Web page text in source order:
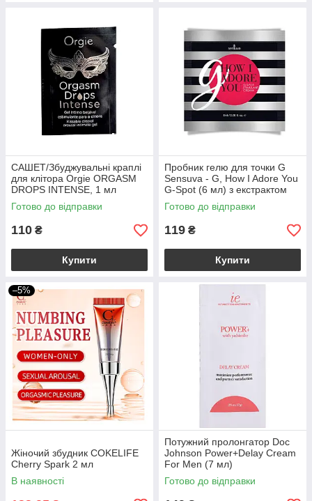
САШЕТ/Збуджувальні краплі
для клітора Orgie ORGASM
DROPS INTENSE, 1 мл
Готово до відправки
110 ₴
Купити
Пробник гелю для точки G
Sensuva - G, How I Adore You
G-Spot (6 мл) з екстрактом
гуарани
Готово до відправки
119 ₴
Купити
–5%
Жіночий збудник COKELIFE
Cherry Spark 2 мл
В наявності
Потужний пролонгатор Doc
Johnson Power+Delay Cream
For Men (7 мл)
Готово до відправки